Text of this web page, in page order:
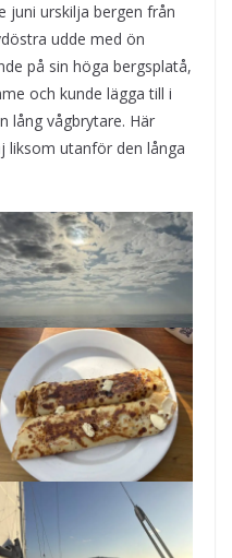
juni urskilja bergen från
udde med ön
på sin höga bergsplatå,
och kunde lägga till i
lång vågbrytare. Här
liksom utanför den långa